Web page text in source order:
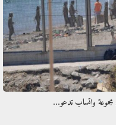
واتساب تدعو…